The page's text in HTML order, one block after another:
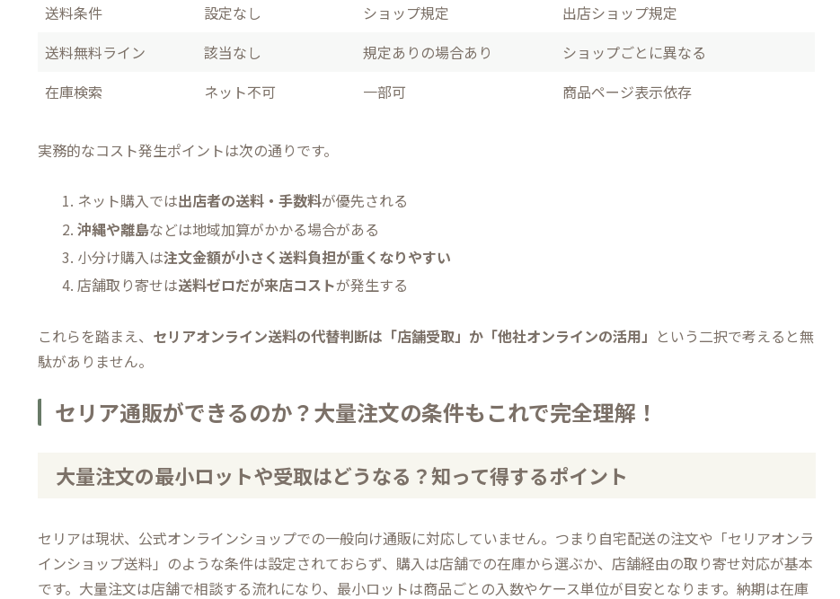
送料条件
設定なし ショップ規定
出店ショップ規定
送料無料ライン
該当なし 規定ありの場合あり
ショップごとに異なる
在庫検索
ネット不可 一部可 商品ページ表示依存
実務的なコスト発生ポイントは次の通りです。
ネット購入では出店者の送料・手数料が優先される
沖縄や離島などは地域加算がかかる場合がある
小分け購入は注文金額が小さく送料負担が重くなりやすい
店舗取り寄せは送料ゼロだが来店コストが発生する
これらを踏まえ、 セリアオンライン送料の代替判断は「店舗受取」か「他社オンラインの活用」 という二択で考えると無
駄がありません。
セリア通販ができるのか？大量注文の条件もこれで完全理解！
大量注文の最小ロットや受取はどうなる？知って得するポイント
セリアは現状、公式オンラインショップでの一般向け通販に対応していません。つまり自宅配送の注文や「セリアオンラ
インショップ送料」のような条件は設定されておらず、購入は店舗での在庫から選ぶか、店舗経由の取り寄せ対応が基本
です。大量注文は店舗で相談する流れになり、最小ロットは商品ごとの入数やケース単位が目安となります。納期は在庫